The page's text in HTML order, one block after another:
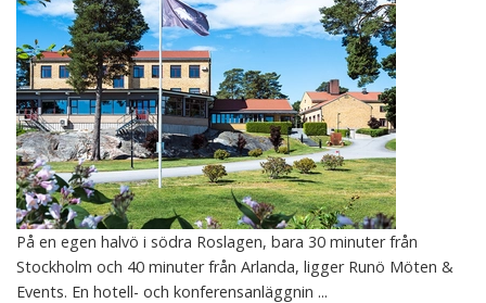
På en egen halvö i södra Roslagen, bara 30 minuter från
Stockholm och 40 minuter från Arlanda, ligger Runö Möten &
Events. En hotell- och konferensanläggnin ...